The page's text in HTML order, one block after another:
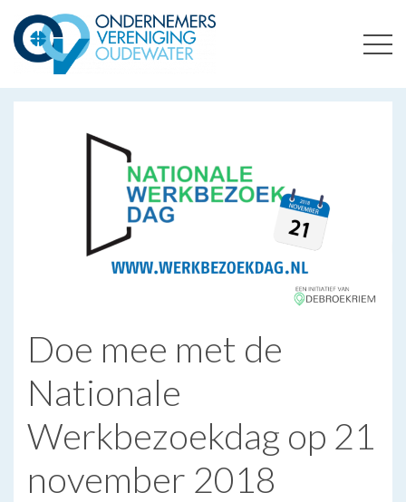
ONDERNEMERSVERENIGING OUDEWATER
Doe mee met de
Nationale
Werkbezoekdag op 21
november 2018